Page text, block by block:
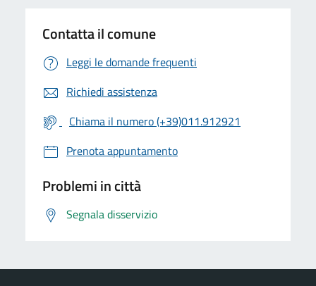
Contatta il comune
Leggi le domande frequenti
Richiedi assistenza
Chiama il numero (+39)011.912921
Prenota appuntamento
Problemi in città
Segnala disservizio